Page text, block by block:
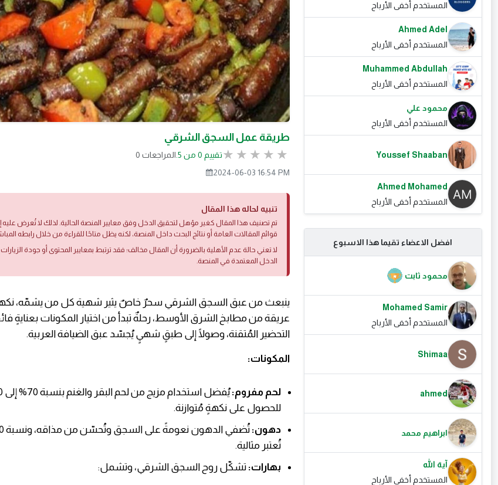
المستخدم أخفى الأرباح
Ahmed Adel
المستخدم أخفى الأرباح
Muhammed Abdullah
المستخدم أخفى الأرباح
محمود علي
المستخدم أخفى الأرباح
Youssef Shaaban
Ahmed Mohamed
المستخدم أخفى الأرباح
افضل الاعضاء تقيما هذا الاسبوع
محمود ثابت
Mohamed Samir
المستخدم أخفى الأرباح
Shimaa
ahmed
ابراهيم محمد
آية الله
المستخدم أخفى الأرباح
طريقة عمل السجق الشرقي
تقييم 0 من 5.
0 المراجعات
2024-06-03 16:54 PM
تنبيه لحاله هذا المقال
تم تصنيف هذا المقال كغير مؤهل لتحقيق الدخل وفق معايير المنصة الحالية. لذلك لا تُعرض
قوائم المقالات العامة أو نتائج البحث داخل المنصة، لكنه يظل متاحًا للقراءة من خلال رابطه
لا تعني حالة عدم الأهلية بالضرورة أن المقال مخالف؛ فقد ترتبط بمعايير المحتوى أو جودة
الدخل المعتمدة في المنصة.
ينبعث من عبق السجق الشرقي سحرٌ خاصٌ يثير شهية كل من يشمّه، نكهةٌ
عريقة من مطابخ الشرق الأوسط، رحلةٌ تبدأ من اختيار المكونات بعنايةٍ
التحضير المُتقنة، وصولًا إلى طبقٍ شهيٍ يُجسّد عبق الضيافة العربية.
المكونات:
لحم مفروم:
للحصول على نكهةٍ مُتوازنة.
دهون:
تُعتبر مثالية.
بهارات: تشكّل روح السجق الشرقي، وتشمل: